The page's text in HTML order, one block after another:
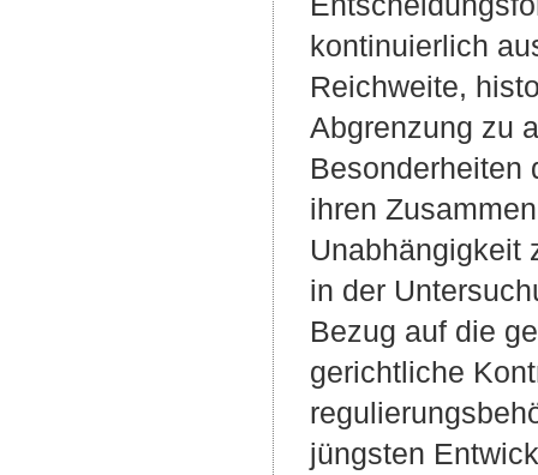
kontinuierlich
Reichweite,
Abgrenzung zu
Besonderheiten
ihren
Unabhängigkeit
in der
Bezug auf die
gerichtliche
jüngsten